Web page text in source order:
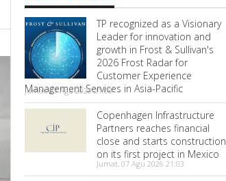
TP recognized as a Visionary
Leader for innovation and
growth in Frost & Sullivan's
2026 Frost Radar for
Customer Experience
Management Services in Asia-Pacific
Jumat, 07 Agu 2026 21:08
Copenhagen Infrastructure
Partners reaches financial
close and starts construction
on its first project in Mexico
Jumat, 07 Agu 2026 21:03